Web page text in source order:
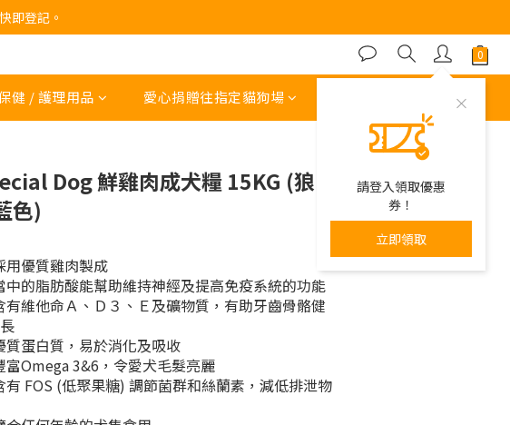
即登記。
請登入領取優惠
券！
立即領取
健 / 護理用品 愛心捐贈往指定貓狗場 其他運費 或 收費項目
Dog 鮮雞肉成犬糧 15KG (狼
色)
用優質雞肉製成
中的脂肪酸能幫助維持神經及提高免疫系統的功能
有維他命Ａ、Ｄ３、Ｅ及礦物質，有助牙齒骨骼健
質蛋白質，易於消化及吸收
富Omega 3&6，令愛犬毛髮亮麗
有 FOS (低聚果糖) 調節菌群和絲蘭素，減低排泄物
立即購買